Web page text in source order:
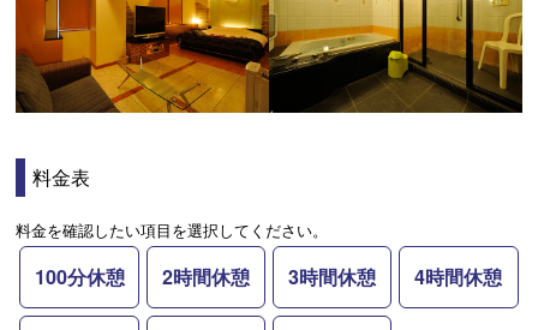
料金表
料金を確認したい項目を選択してください。
100分休憩 2時間休憩 3時間休憩 4時間休憩